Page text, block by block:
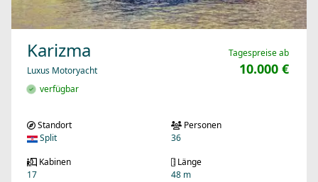
Karizma
Luxus Motoryacht
verfügbar
Tagespreise ab
10.000 €
Standort
Split
Personen
36
Kabinen
17
Länge
48 m